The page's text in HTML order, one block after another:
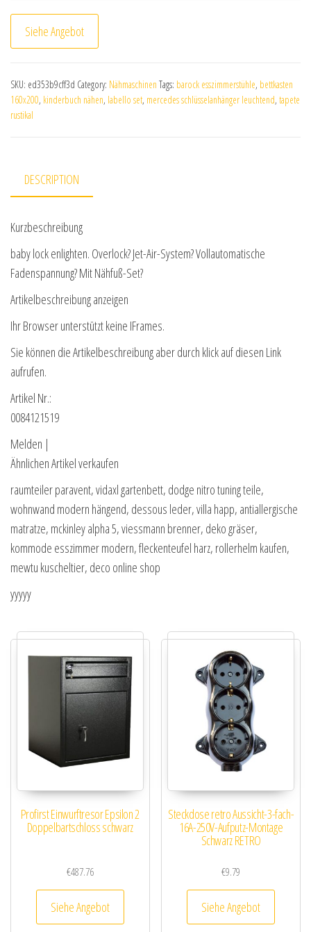
Siehe Angebot
SKU: ed353b9cff3d Category: Nähmaschinen Tags: barock esszimmerstühle, bettkasten
160x200, kinderbuch nähen, labello set, mercedes schlüsselanhänger leuchtend, tapete
rustikal
DESCRIPTION
Kurzbeschreibung
baby lock enlighten. Overlock? Jet-Air-System? Vollautomatische
Fadenspannung? Mit Nähfuß-Set?
Artikelbeschreibung anzeigen
Ihr Browser unterstützt keine IFrames.
Sie können die Artikelbeschreibung aber durch klick auf diesen Link
aufrufen.
Artikel Nr.:
0084121519
Melden |
Ähnlichen Artikel verkaufen
raumteiler paravent, vidaxl gartenbett, dodge nitro tuning teile,
wohnwand modern hängend, dessous leder, villa happ, antiallergische
matratze, mckinley alpha 5, viessmann brenner, deko gräser,
kommode esszimmer modern, fleckenteufel harz, rollerhelm kaufen,
mewtu kuscheltier, deco online shop
yyyyy
Profirst Einwurftresor Epsilon 2
Doppelbartschloss schwarz
€487.76
Siehe Angebot
Steckdose retro Aussicht-3-fach-
16A-250V-Aufputz-Montage
Schwarz RETRO
€9.79
Siehe Angebot